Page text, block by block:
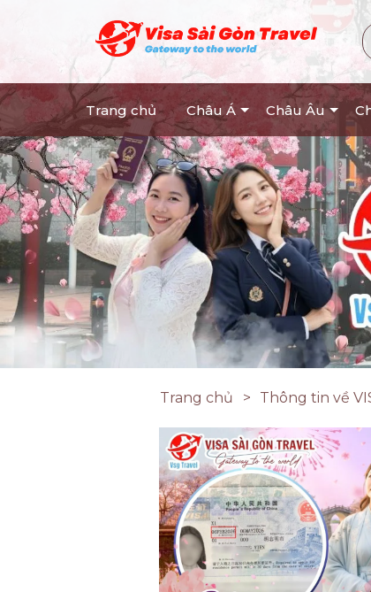
Trang chủ Châu Á Châu Âu
Trang chủ Thông tin về